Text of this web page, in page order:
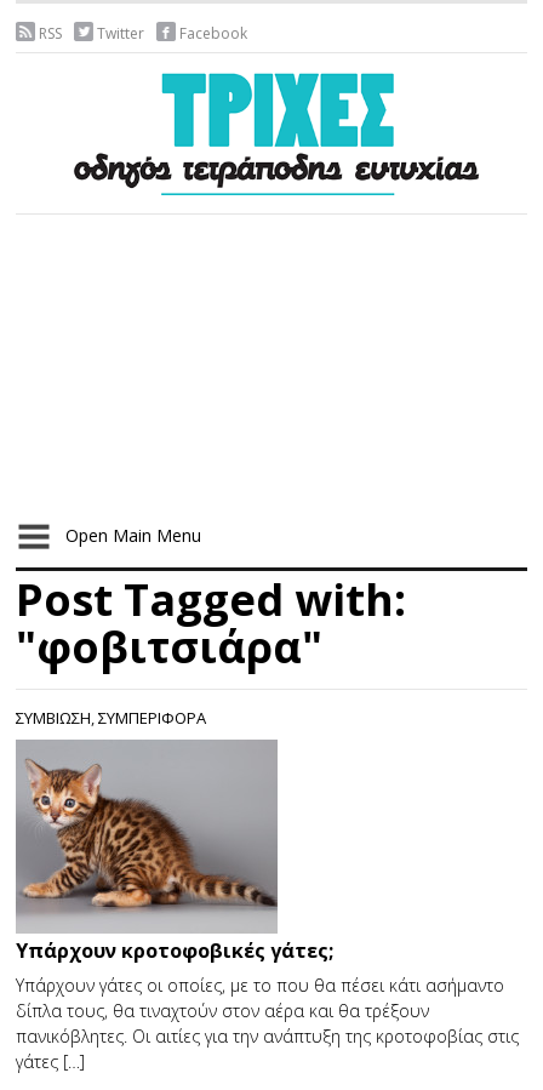
RSS Twitter Facebook
Open Main Menu
Post Tagged with:
"φοβιτσιάρα"
ΣΥΜΒΙΩΣΗ,ΣΥΜΠΕΡΙΦΟΡΑ
Υπάρχουν κροτοφοβικές γάτες;
Υπάρχουν γάτες οι οποίες, με το που θα πέσει κάτι ασήμαντο
δίπλα τους, θα τιναχτούν στον αέρα και θα τρέξουν
πανικόβλητες. Οι αιτίες για την ανάπτυξη της κροτοφοβίας στις
γάτες […]